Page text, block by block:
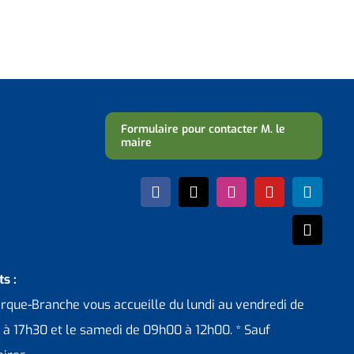
Formulaire pour contacter M. le
maire
:
Branche vous accueille du lundi au vendredi de
17h30 et le samedi de 09h00 à 12h00. * Sauf